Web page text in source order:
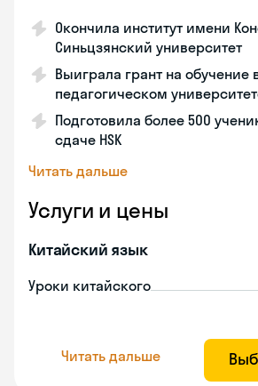
Окончила институт имени
Синьцзянский университет
Выиграла грант на обучение
педагогическом
Подготовила более 500
сдаче HSK
Читать дальше
Услуги и цены
Китайский язык
Уроки китайского
Читать дальше